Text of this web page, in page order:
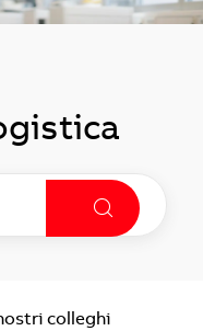
colleghi